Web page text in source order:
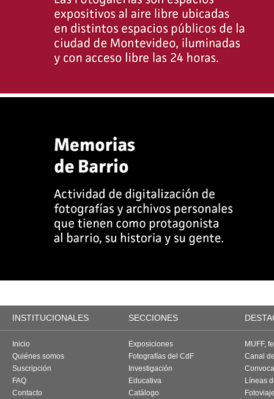
INSTITUCIONALES SECCIONES
Inicio
Quiénes somos
Suscripción
FAQ
Contacto
Exposiciones
Fotografías del CdF
Investigación
Educativa
Catálogo
MUFF,
Canal
Líneas